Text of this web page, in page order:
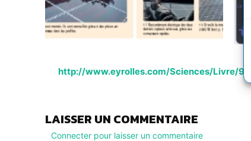
http://www.eyrolles.com/Sciences/Livre/
LAISSER UN COMMENTAIRE
Connecter pour laisser un commentaire